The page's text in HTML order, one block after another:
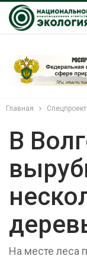
Главная
В
На месте леса